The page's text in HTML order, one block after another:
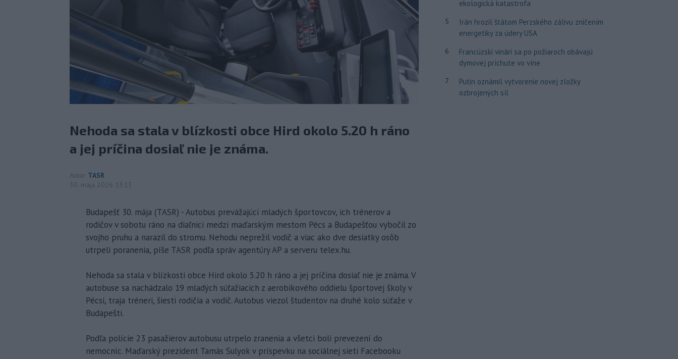
Nehoda sa stala v blízkosti obce Hird okolo 5.20 h ráno
a jej príčina dosiaľ nie je známa.
Autor TASR
30. mája 2026 13:13
Budapešť 30. mája (TASR) - Autobus prevážajúci mladých športovcov, ich trénerov a
rodičov v sobotu ráno na diaľnici medzi maďarským mestom Pécs a Budapešťou vybočil zo
svojho pruhu a narazil do stromu. Nehodu neprežil vodič a viac ako dve desiatky osôb
utrpeli poranenia, píše TASR podľa správ agentúry AP a serveru telex.hu.
Nehoda sa stala v blízkosti obce Hird okolo 5.20 h ráno a jej príčina dosiaľ nie je známa. V
autobuse sa nachádzalo 19 mladých súťažiacich z aerobikového oddielu športovej školy v
Pécsi, traja tréneri, šiesti rodičia a vodič. Autobus viezol študentov na druhé kolo súťaže v
Budapešti.
Podľa polície 23 pasažierov autobusu utrpelo zranenia a všetci boli prevezení do
nemocníc. Maďarský prezident Tamás Sulyok v príspevku na sociálnej sieti Facebooku
ekologická katastrofa
5
Irán hrozil štátom Perzského zálivu zničením
energetiky za údery USA
6
Francúzski vinári sa po požiaroch obávajú
dymovej príchute vo víne
7
Putin oznámil vytvorenie novej zložky
ozbrojených síl